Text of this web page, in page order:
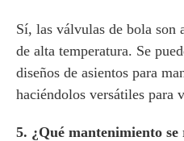
Sí, las válvulas de bola son
de alta temperatura. Se
diseños de asientos para
haciéndolos versátiles para
5. ¿Qué mantenimiento